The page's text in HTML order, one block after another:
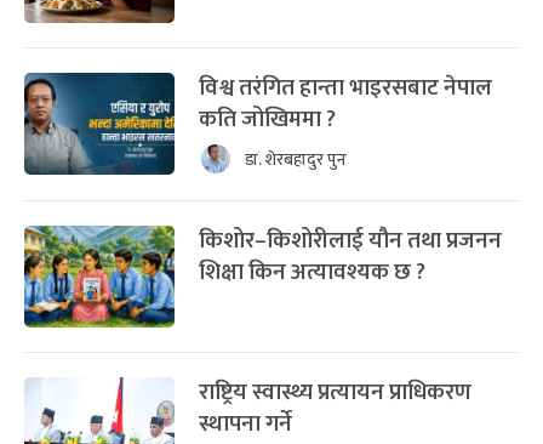
विश्व तरंगित हान्ता भाइरसबाट नेपाल
कति जोखिममा ?
डा. शेरबहादुर पुन
किशोर–किशोरीलाई यौन तथा प्रजनन
शिक्षा किन अत्यावश्यक छ ?
राष्ट्रिय स्वास्थ्य प्रत्यायन प्राधिकरण
स्थापना गर्ने